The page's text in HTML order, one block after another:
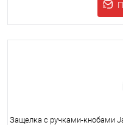
Защелка с ручками-кнобами